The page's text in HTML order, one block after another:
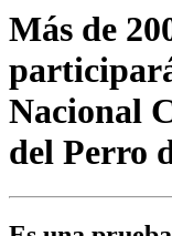
Más de
Nacional
del Perro